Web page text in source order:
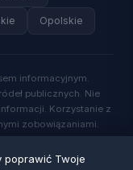
Opolskie
informacyjnym.
publicznych. Nie
Korzystanie z
zobowiązaniami.
na kontakt ze strony
poprawić Twoje